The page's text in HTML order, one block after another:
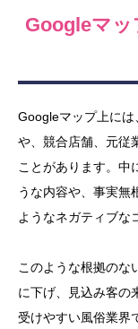
Googleマ
Googleマップ上に
や、競合店舗、元従
ことがあります。中
うな内容や、事実無
ようなネガティブな
このような根拠のな
に下げ、見込み客の
受けやすい風俗業界